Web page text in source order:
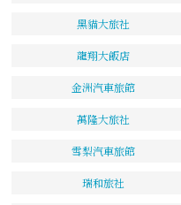
黑貓大旅社
龍翔大飯店
金洲汽車旅館
萬隆大旅社
雪梨汽車旅館
瑞和旅社